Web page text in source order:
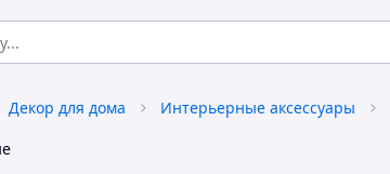
Декор для дома Интерьерные аксессуары